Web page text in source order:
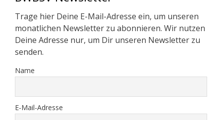
Trage hier Deine E-Mail-Adresse ein, um unseren
monatlichen Newsletter zu abonnieren. Wir nutzen
Deine Adresse nur, um Dir unseren Newsletter zu
senden.
Name
E-Mail-Adresse